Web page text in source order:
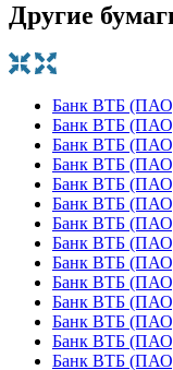
Другие
Банк ВТБ
Банк ВТБ
Банк ВТБ
Банк ВТБ
Банк ВТБ
Банк ВТБ
Банк ВТБ
Банк ВТБ
Банк ВТБ
Банк ВТБ
Банк ВТБ
Банк ВТБ
Банк ВТБ
Банк ВТБ